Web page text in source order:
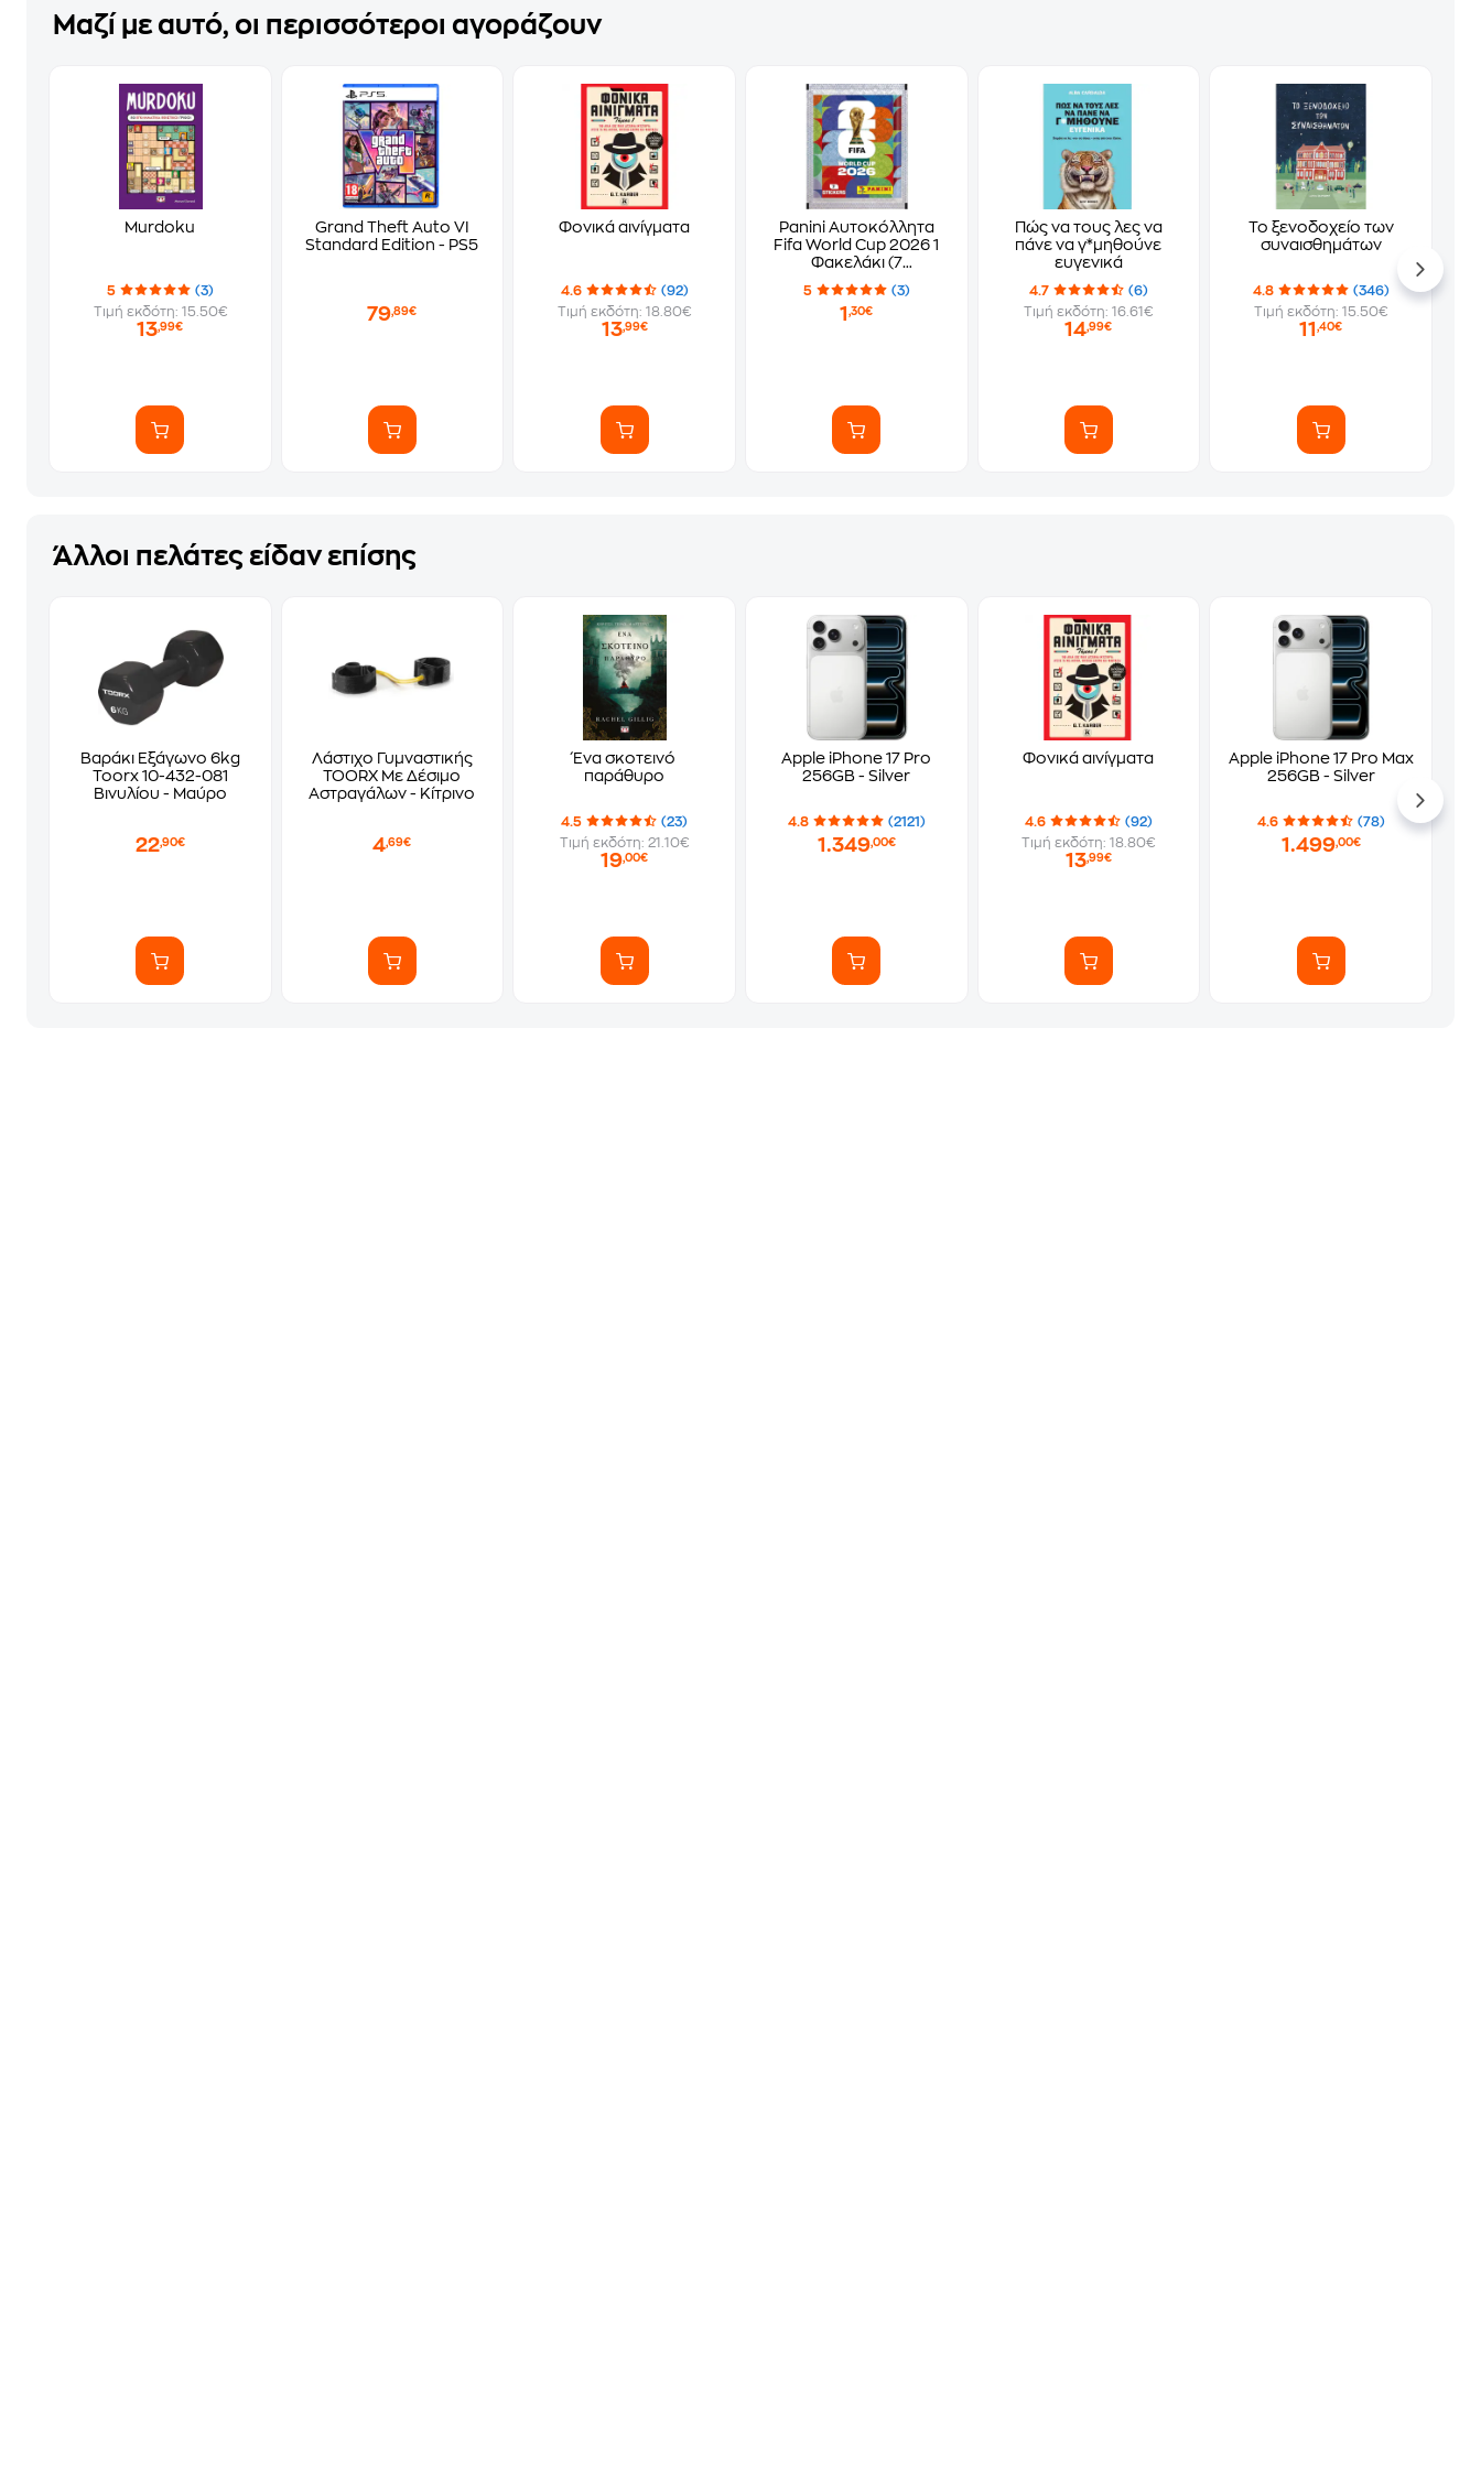
Μαζί με αυτό, οι περισσότεροι αγοράζουν
Murdoku
5
(3)
Τιμή εκδότη: 15.50€
13,99€
Grand Theft Auto VI
Standard Edition - PS5
79,89€
Φονικά αινίγματα
4.6
(92)
Τιμή εκδότη: 18.80€
13,99€
Panini Αυτοκόλλητα
Fifa World Cup 2026 1
Φακελάκι (7
Αυτοκόλλητα)
5 (3)
1,30€
Πώς να τους λες να
πάνε να γ*μηθούνε
ευγενικά
4.7
(6)
Τιμή εκδότη: 16.61€
14,99€
Το ξενοδοχείο των
συναισθημάτων
4.8
(346)
Τιμή εκδότη: 15.50€
11,40€
Άλλοι πελάτες είδαν επίσης
Βαράκι Εξάγωνο 6kg
Toorx 10-432-081
Βινυλίου - Μαύρο
22,90€
Λάστιχο Γυμναστικής
TOORX Με Δέσιμο
Αστραγάλων - Κίτρινο
4,69€
Ένα σκοτεινό
παράθυρο
4.5
(23)
Τιμή εκδότη: 21.10€
19,00€
Apple iPhone 17 Pro
256GB - Silver
4.8 (2121)
1.349,00€
Φονικά αινίγματα
4.6
(92)
Τιμή εκδότη: 18.80€
13,99€
Apple iPhone 17 Pro Max
256GB - Silver
4.6 (78)
1.499,00€